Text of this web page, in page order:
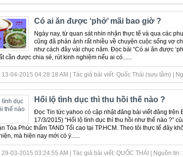
Có ai ăn được ‘phở’ mãi bao giờ ?
Ngày nay, từ quan sát nhìn nhận thực tế và qua các
cũng đã phản ảnh rất nhiều về chuyện cuộc sống vợ
như cách đây vài chục năm. Đọc bài “Có ai ăn được
cần được chia sẻ, rút kinh nghiệm nếu ai có......
04-2015 04:28:18 AM | Tác giả bài viết: Quốc Thái (sưu tầm) |
Hối lộ tình dục thì thu hồi thế nào ?
Đọc Tin tức yahoo có cập nhật đăng bài viết đăng trên
17/3/2015) “Hối lộ tình dục thì thu hồi như thế nào ?”
Tòa Phúc thẩm TAND Tối cao tại TP.HCM. Theo tôi thực tế đây
mà hiện nay mới có ý......
03-2015 03:24:55 AM | Tác giả bài viết: QUỐC THÁI | Nguồn tin